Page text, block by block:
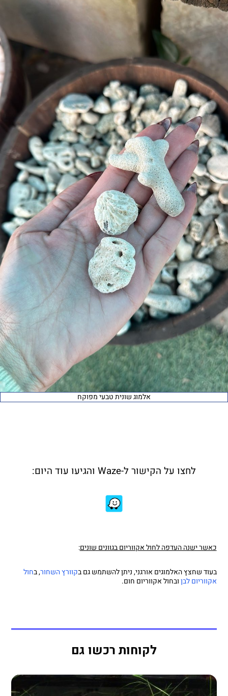
אלמוג שונית טבעי מפוקח
לחצו על הקישור ל-Waze והגיעו עוד היום:
כאשר ישנה העדפה לחול אקווריום בגוונים שונים:
בעוד שחצץ האלמוגים אורגני, ניתן להשתמש גם בקוורץ השחור, בחול
אקווריום לבןובחול אקווריום חום.
לקוחות רכשו גם